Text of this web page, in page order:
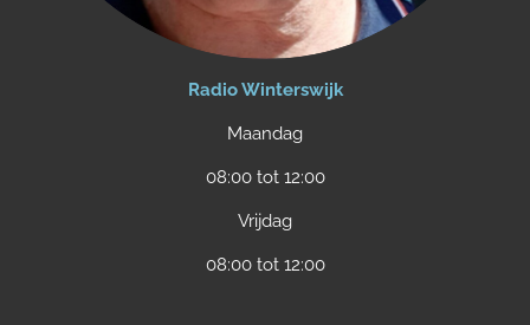
Radio Winterswijk
Maandag
08:00 tot 12:00
Vrijdag
08:00 tot 12:00